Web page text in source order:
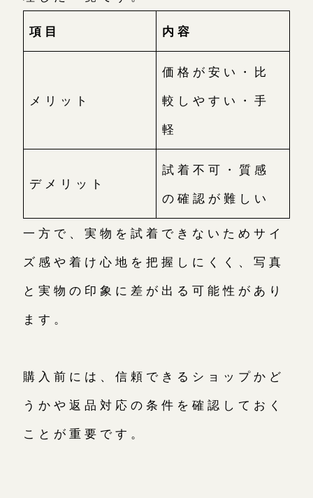
項目 内容
メリット
価格が安い・比
較しやすい・手
軽
デメリット
試着不可・質感
の確認が難しい
一方で、実物を試着できないためサイ
ズ感や着け心地を把握しにくく、写真
と実物の印象に差が出る可能性があり
ます。
購入前には、信頼できるショップかど
うかや返品対応の条件を確認しておく
ことが重要です。